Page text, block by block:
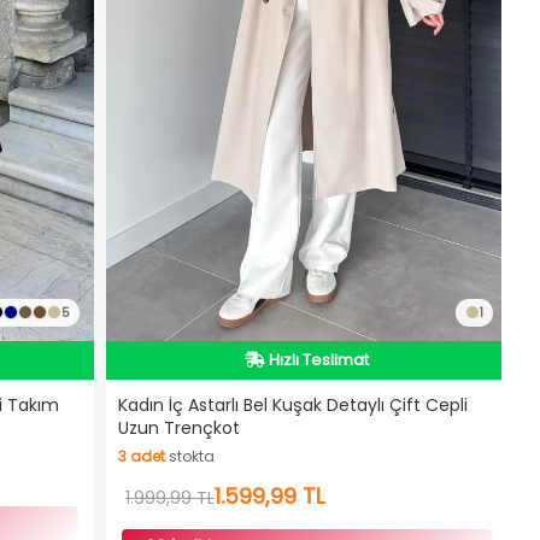
5 1
İndirimli Ürün
Hızlı Teslimat
Kargo Bedava
İndirimli Ürün
Kadın İç Astarlı Bel Kuşak Detaylı Çift Cepli
Uzun Trençkot
3adetstokta
3 adetstokta
1.999,99 TL1.599,99 TL